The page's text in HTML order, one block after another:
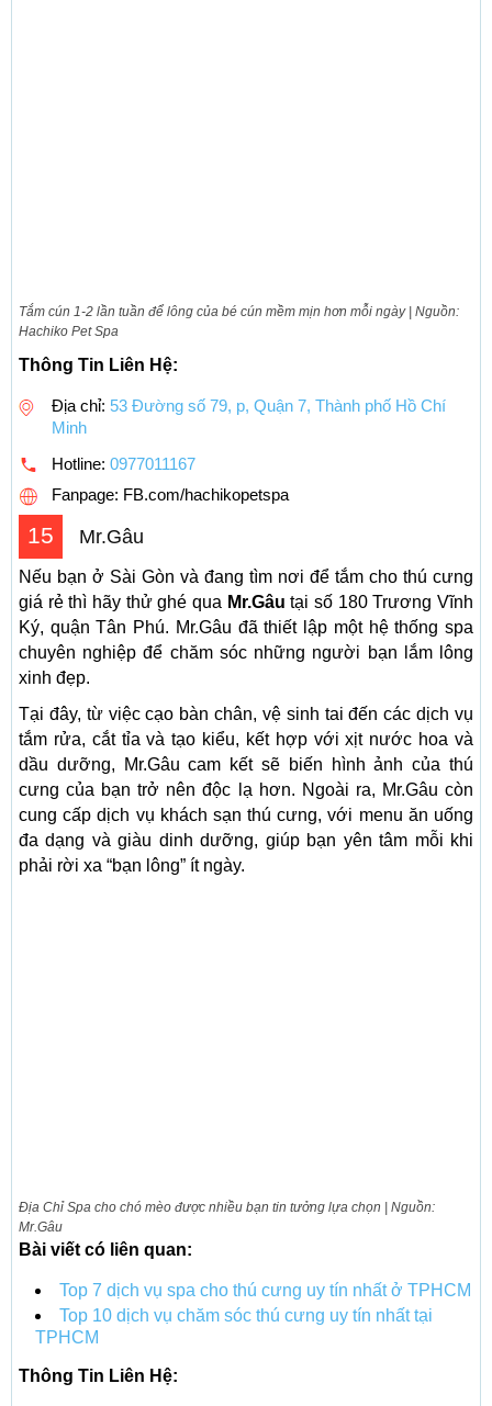
Tắm cún 1-2 lần tuần để lông của bé cún mềm mịn hơn mỗi ngày | Nguồn:
Hachiko Pet Spa
Thông Tin Liên Hệ:
Địa chỉ: 53 Đường số 79, p, Quận 7, Thành phố Hồ Chí
Minh
Hotline: 0977011167
Fanpage: FB.com/hachikopetspa
15 Mr.Gâu
Nếu bạn ở Sài Gòn và đang tìm nơi để tắm cho thú cưng
giá rẻ thì hãy thử ghé qua Mr.Gâu tại số 180 Trương Vĩnh
Ký, quận Tân Phú. Mr.Gâu đã thiết lập một hệ thống spa
chuyên nghiệp để chăm sóc những người bạn lắm lông
xinh đẹp.
Tại đây, từ việc cạo bàn chân, vệ sinh tai đến các dịch vụ
tắm rửa, cắt tỉa và tạo kiểu, kết hợp với xịt nước hoa và
dầu dưỡng, Mr.Gâu cam kết sẽ biến hình ảnh của thú
cưng của bạn trở nên độc lạ hơn. Ngoài ra, Mr.Gâu còn
cung cấp dịch vụ khách sạn thú cưng, với menu ăn uống
đa dạng và giàu dinh dưỡng, giúp bạn yên tâm mỗi khi
phải rời xa “bạn lông” ít ngày.
Địa Chỉ Spa cho chó mèo được nhiều bạn tin tưởng lựa chọn | Nguồn:
Mr.Gâu
Bài viết có liên quan:
Top 7 dịch vụ spa cho thú cưng uy tín nhất ở TPHCM
Top 10 dịch vụ chăm sóc thú cưng uy tín nhất tại
TPHCM
Thông Tin Liên Hệ: